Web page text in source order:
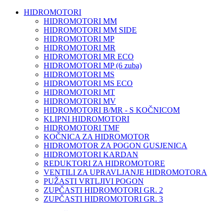
HIDROMOTORI
HIDROMOTORI MM
HIDROMOTORI MM SIDE
HIDROMOTORI MP
HIDROMOTORI MR
HIDROMOTORI MR ECO
HIDROMOTORI MP (6 zuba)
HIDROMOTORI MS
HIDROMOTORI MS ECO
HIDROMOTORI MT
HIDROMOTORI MV
HIDROMOTORI B/MR - S KOČNICOM
KLIPNI HIDROMOTORI
HIDROMOTORI TMF
KOČNICA ZA HIDROMOTOR
HIDROMOTOR ZA POGON GUSJENICA
HIDROMOTORI KARDAN
REDUKTORI ZA HIDROMOTORE
VENTILI ZA UPRAVLJANJE HIDROMOTORA
PUŽASTI VRTLJIVI POGON
ZUPČASTI HIDROMOTORI GR. 2
ZUPČASTI HIDROMOTORI GR. 3